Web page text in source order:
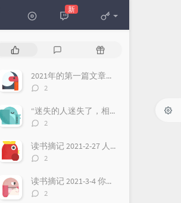
雷婷
李志辉
姜育恒
新
评
随
文2021年的第一篇文章（为什么要建立本博客？）
评
数：
2
“迷失的人迷失了，相逢的人会再相逢”，这句话，至少有三层含义
评
数：
2
读书摘记 2021-2-27 人生每一次进阶，都需要更换操作系统，最好把过去都遗忘！
评
数：
2
读书摘记 2021-3-4 你最终会成为你想要的样子，如果你真的非常想，虽然听起来有点违心，但是强大的愿望确实非常重要！
评
2